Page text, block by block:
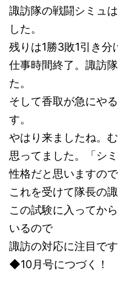
諏訪隊の戦闘シミュ
した。
残りは1勝3敗1引き分
仕事時間終了。諏訪
た。
そして香取が急にや
す。
やはり来ましたね。
思ってました。「シ
性格だと思いますので
これを受けて隊長の
この試験に入ってか
いるので
諏訪の対応に注目です
◆10月号につづく！